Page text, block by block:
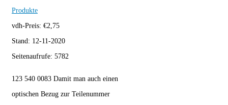
Produkte
vdh-Preis: €2,75
Stand: 12-11-2020
Seitenaufrufe: 5782
123 540 0083 Damit man auch einen
optischen Bezug zur Teilenummer